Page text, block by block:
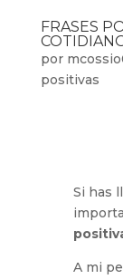
FRASES
por
positivas
Si has
A mi